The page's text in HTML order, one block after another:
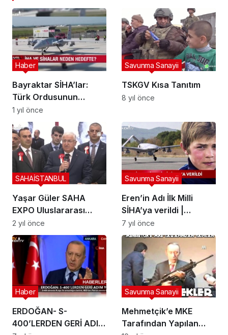
Bayraktar SİHA’lar:
Türk Ordusunun
Gökyüzündeki Gücü
Haber
1 yıl önce
TSKGV Kısa Tanıtım
Savunma Sanayii
8 yıl önce
Yaşar Güler SAHA
EXPO Uluslararası
Savunma ve Uzay
Sanayi Fuarı’ndaki
TUSAŞ standında
SAHAİSTANBUL
2 yıl önce
Eren’in Adı İlk Milli
SİHA’ya verildi |
BAYKAR
#iyikivarsineren
Savunma Sanayii
7 yıl önce
ERDOĞAN- S-
400’LERDEN GERİ ADIM
Haber
Mehmetçik’e MKE
Tarafından Yapılan
Savunma Sanayii